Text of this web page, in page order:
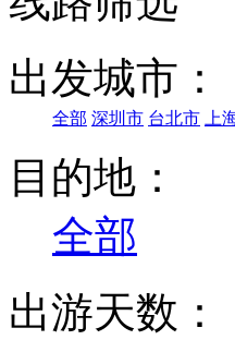
出发城市：
全部 深圳市 台北市 上
目的地：
全部
出游天数：